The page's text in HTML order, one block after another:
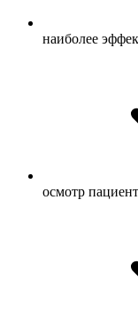
наиболее
осмотр